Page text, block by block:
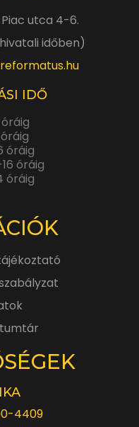
utca 4-6.
időben)
IDŐ
óráig
óráig
óráig
óráig
4409